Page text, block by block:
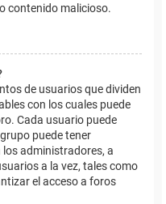
contenido malicioso.
de usuarios que dividen
con los cuales puede
Cada usuario puede
puede tener
administradores, a
a la vez, tales como
el acceso a foros